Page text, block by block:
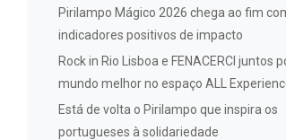
Pirilampo Mágico 2026 chega ao fim
indicadores positivos de impacto
Rock in Rio Lisboa e FENACERCI juntos
mundo melhor no espaço ALL
Está de volta o Pirilampo que inspira os
portugueses à solidariedade